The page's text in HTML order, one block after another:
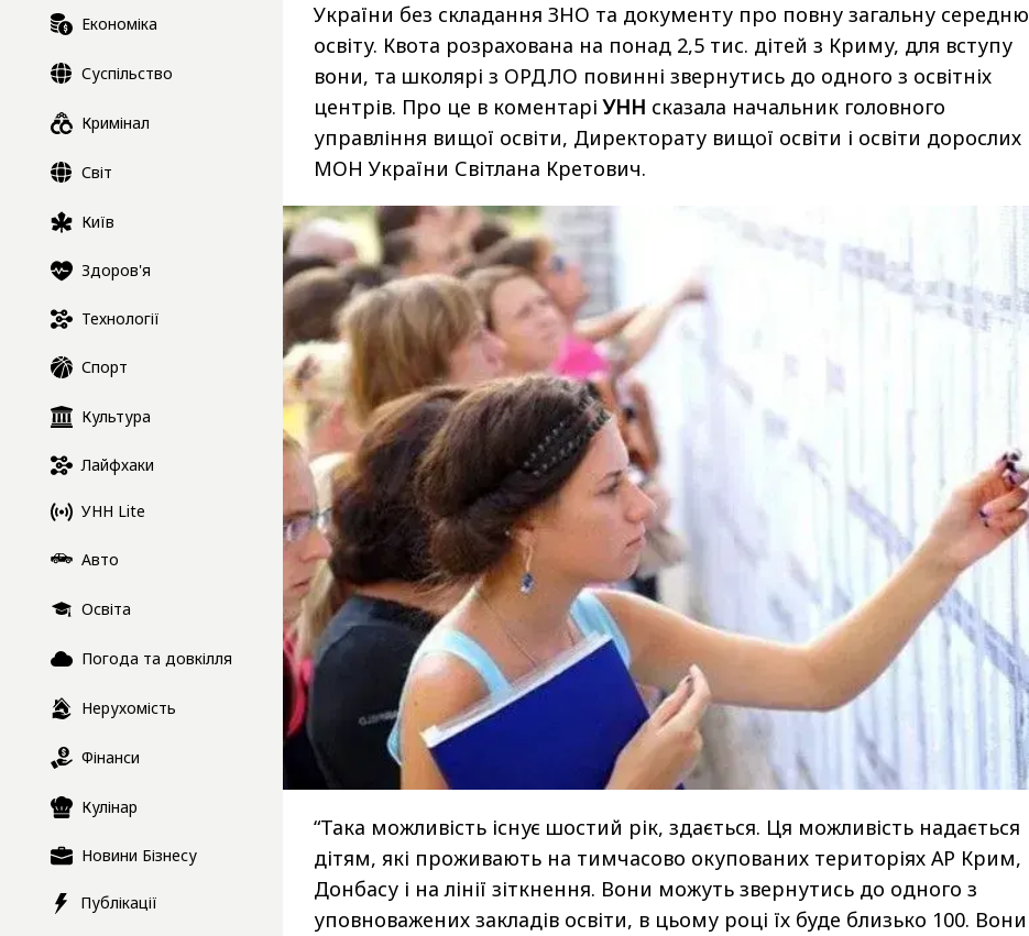
Економіка
Суспільство
Кримінал
Світ
Київ
Здоров'я
Технології
Спорт
Культура
Лайфхаки
УНН Lite
Авто
Освіта
Погода та довкілля
Нерухомість
Фінанси
Кулінар
Новини Бізнесу
Публікації
України без складання ЗНО та документу про повну загальну середню
освіту. Квота розрахована на понад 2,5 тис. дітей з Криму, для вступу
вони, та школярі з ОРДЛО повинні звернутись до одного з освітніх
центрів. Про це в коментаріУНН сказала начальник головного
управління вищої освіти, Директорату вищої освіти і освіти дорослих
МОН України Світлана Кретович.
“Така можливість існує шостий рік, здається. Ця можливість надається
дітям, які проживають на тимчасово окупованих територіях АР Крим,
Донбасу і на лінії зіткнення. Вони можуть звернутись до одного з
уповноважених закладів освіти, в цьому році їх буде близько 100. Вони